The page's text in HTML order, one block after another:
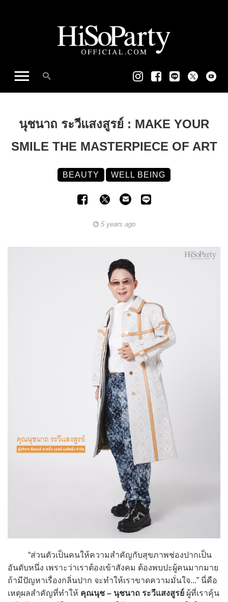
นุชนาถ ระวีแสงสูรย์ : MAKE YOUR
SMILE THE MASTERPIECE OF ART
BEAUTY WELL BEING
5 years ago
“ส่วนตัวเป็นคนให้ความสำคัญกับสุขภาพช่องปากเป็น
อันดับหนึ่ง เพราะว่าเราต้องเข้าสังคม ต้องพบปะผู้คนมากมาย
ถ้ามีปัญหาเรื่องกลิ่นปาก จะทำให้เราขาดความมั่นใจ...” นี่คือ
เหตุผลสำคัญที่ทำให้ คุณนุช – นุชนาถ ระวีแสงสูรย์ ผู้ที่เราคุ้น